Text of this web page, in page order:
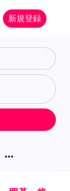
新規登録
more_horiz